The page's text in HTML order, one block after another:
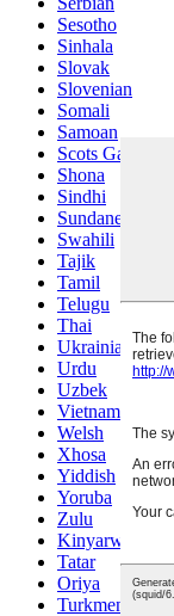
Sesotho
Sinhala
Slovak
Slovenian
Somali
Samoan
Scots Gaelic
Shona
Sindhi
Sundanese
Swahili
Tajik
Tamil
Telugu
Thai
Ukrainian
Urdu
Uzbek
Vietnamese
Welsh
Xhosa
Yiddish
Yoruba
Zulu
Kinyarwanda
Tatar
Oriya
Turkmen